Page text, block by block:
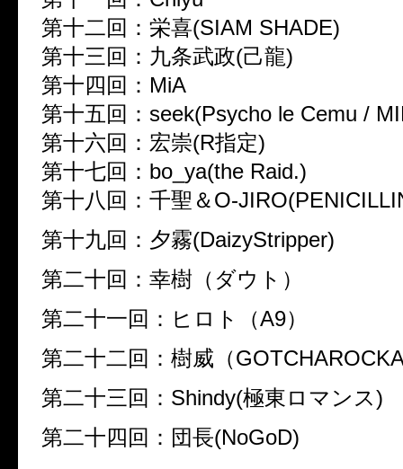
第十二回：栄喜(SIAM SHADE)
第十三回：九条武政(己龍)
第十四回：MiA
第十五回：seek(Psycho le Cemu /
第十六回：宏崇(R指定)
第十七回：bo_ya(the Raid.)
第十八回：千聖＆O-
第十九回：夕霧(DaizyStripper)
第二十回：幸樹（ダウト）
第二十一回：ヒロト（A9）
第二十二回：樹威（
第二十三回：Shindy(極東ロマンス)
第二十四回：団長(NoGoD)